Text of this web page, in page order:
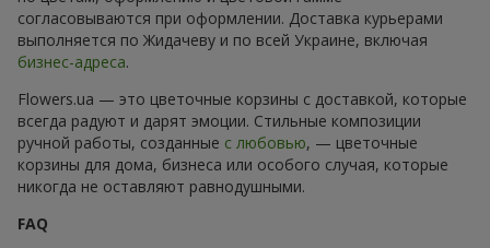
согласовываются при оформлении. Доставка курьерами
выполняется по Жидачеву и по всей Украине, включая
бизнес-адреса.
Flowers.ua — это цветочные корзины с доставкой, которые
всегда радуют и дарят эмоции. Стильные композиции
ручной работы, созданные с любовью, — цветочные
корзины для дома, бизнеса или особого случая, которые
никогда не оставляют равнодушными.
FAQ